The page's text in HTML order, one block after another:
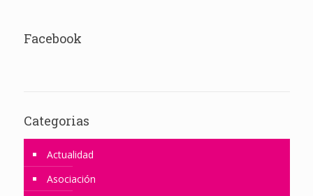
Facebook
Categorias
Actualidad
Asociación